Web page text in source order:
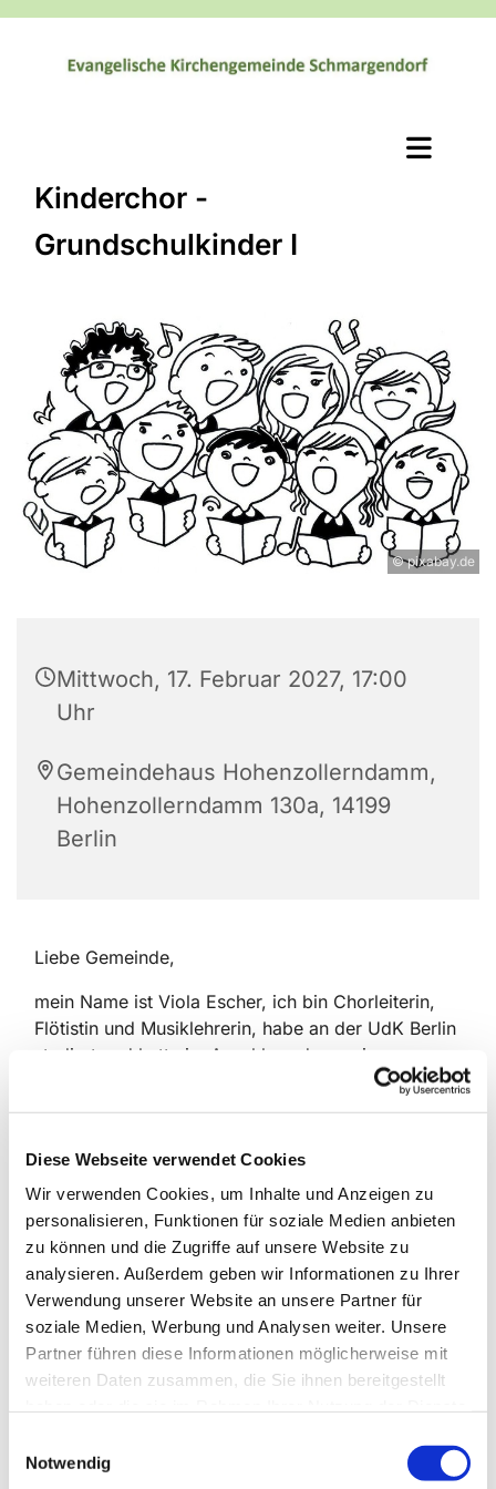
Diese Webseite verwendet Cookies
Wir verwenden Cookies, um Inhalte und Anzeigen zu
personalisieren, Funktionen für soziale Medien anbieten
zu können und die Zugriffe auf unsere Website zu
analysieren. Außerdem geben wir Informationen zu Ihrer
Verwendung unserer Website an unsere Partner für
soziale Medien, Werbung und Analysen weiter. Unsere
Partner führen diese Informationen möglicherweise mit
weiteren Daten zusammen, die Sie ihnen bereitgestellt
Notwendig
Kinderchor -
Grundschulkinder I
© pixabay.de
Mittwoch, 17. Februar 2027, 17:00
Uhr
Gemeindehaus Hohenzollerndamm,
Hohenzollerndamm 130a, 14199
Berlin
Liebe Gemeinde,
mein Name ist Viola Escher, ich bin Chorleiterin,
Flötistin und Musiklehrerin, habe an der UdK Berlin
studiert und hatte im Anschluss daran einen
ich an der Musikschule City West, also auch im
leitete. Möglicherweise sangen auch Ihre Kinder
bei mir. Nun möchte ich meine Chöre und mich
unter das Dach der Kirche stellen und bin wirklich
glücklich, dass ich hier meine wunderschöne
Arbeit mit einer 25%-Stelle weiterführen kann.
Über neue Sängerinnen und Sänger vom
Vorschulkind bis ins junge Erwachsenenalter
würden wir uns sehr freuen.
Wir sehen uns sicher bald in einem Gottesdienst
oder Konzert, bis dahin grüße ich Sie herzlich.